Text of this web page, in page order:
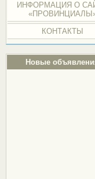
ИНФОРМАЦИЯ О
КОНТАКТЫ
Новые